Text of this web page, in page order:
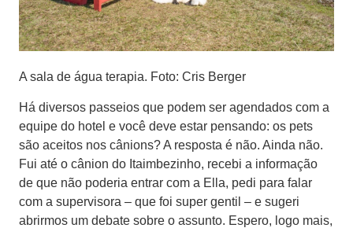
A sala de água terapia. Foto: Cris Berger
Há diversos passeios que podem ser agendados com a
equipe do hotel e você deve estar pensando: os pets
são aceitos nos cânions? A resposta é não. Ainda não.
Fui até o cânion do Itaimbezinho, recebi a informação
de que não poderia entrar com a Ella, pedi para falar
com a supervisora – que foi super gentil – e sugeri
abrirmos um debate sobre o assunto. Espero, logo mais,